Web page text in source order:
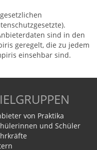
sind in den
geregelt, die zu jedem
einsehbar sind.
von Praktika
und Schüler